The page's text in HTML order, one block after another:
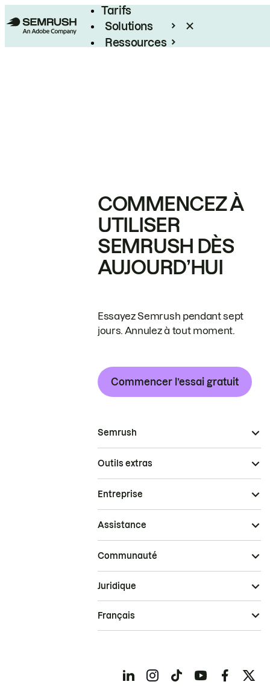
Tarifs
Solutions
Ressources
COMMENCEZ À
UTILISER
SEMRUSH DÈS
AUJOURD’HUI
Essayez Semrush pendant sept
jours. Annulez à tout moment.
Commencer l’essai gratuit
Semrush
Outils extras
Entreprise
Assistance
Communauté
Juridique
Français